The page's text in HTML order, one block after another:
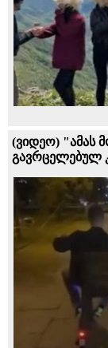
(ვიდეო) "ამას
გავრცელებულ